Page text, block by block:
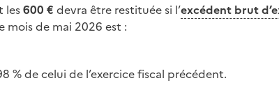
les600 € devra être restituée si l’excédent brut
mois de mai 2026 est :
% de celui de l’exercice fiscal précédent.